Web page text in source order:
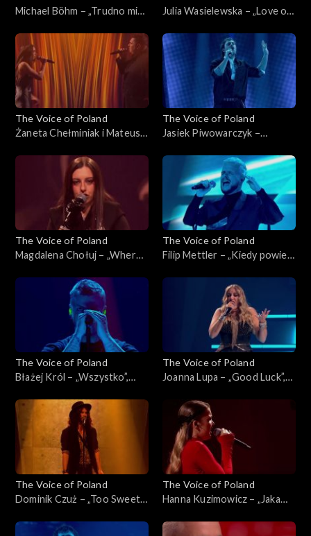
Michael Böhm – „Trudno mi
Poland”, Live 2, 15 listopada
2025
Julia Wasielewska – „Love on
Live 2, 15 listopada 2025
The Voice of Poland
Żaneta Chełminiak i Mateusz
Beautiful”, „The Voice of
Poland”, Live 2, 15 listopada
The Voice of Poland
Jasiek Piwowarczyk –
Voice of Poland”, Live 2, 15
listopada 2025
The Voice of Poland
Magdalena Chołuj – „Where
of Poland”, Live 2, 15
listopada 2025
The Voice of Poland
Filip Mettler – „Kiedy powiem
Poland”, Live 2, 15 listopada
The Voice of Poland
Błażej Król – „Wszystko”,
15 listopada 2025
The Voice of Poland
Joanna Lupa – „Good Luck”,
15 listopada 2025
The Voice of Poland
Dominik Czuż – „Too Sweet”,
15 listopada 2025
The Voice of Poland
Hanna Kuzimowicz – „Jaka
of Poland”, Live 2, 15